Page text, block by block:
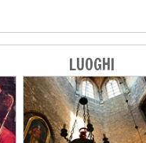
LUOGHI